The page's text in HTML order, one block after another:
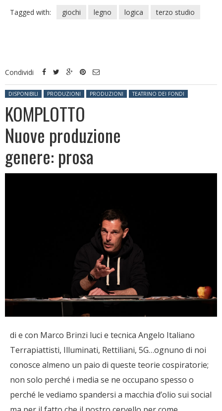
Tagged with: giochi legno logica terzo studio
Condividi
Posted in:
DISPONIBILI PRODUZIONI PRODUZIONI TEATRINO DEI FONDI
KOMPLOTTO
Nuove produzione
genere: prosa
di e con Marco Brinzi luci e tecnica Angelo Italiano
Terrapiattisti, Illuminati, Rettiliani, 5G…ognuno di noi
conosce almeno un paio di queste teorie cospiratorie;
non solo perché i media se ne occupano spesso o
perché le vediamo spandersi a macchia d’olio sui social